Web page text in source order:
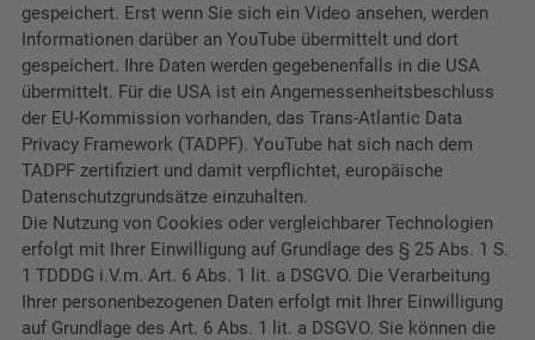
gespeichert. Erst wenn Sie sich ein Video ansehen, werden
Informationen darüber an YouTube übermittelt und dort
gespeichert. Ihre Daten werden gegebenenfalls in die USA
übermittelt. Für die USA ist ein Angemessenheitsbeschluss
der EU-Kommission vorhanden, das Trans-Atlantic Data
Privacy Framework (TADPF). YouTube hat sich nach dem
TADPF zertifiziert und damit verpflichtet, europäische
Datenschutzgrundsätze einzuhalten.
Die Nutzung von Cookies oder vergleichbarer Technologien
erfolgt mit Ihrer Einwilligung auf Grundlage des § 25 Abs. 1 S.
1 TDDDG i.V.m. Art. 6 Abs. 1 lit. a DSGVO. Die Verarbeitung
Ihrer personenbezogenen Daten erfolgt mit Ihrer Einwilligung
auf Grundlage des Art. 6 Abs. 1 lit. a DSGVO. Sie können die